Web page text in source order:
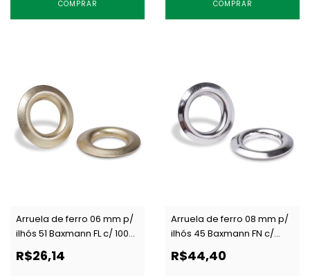
COMPRAR COMPRAR
Arruela de ferro 06 mm p/
ilhós 51 Baxmann FL c/ 1000
R$26,14
Arruela de ferro 08 mm p/
ilhós 45 Baxmann FN c/
1000 un
R$44,40